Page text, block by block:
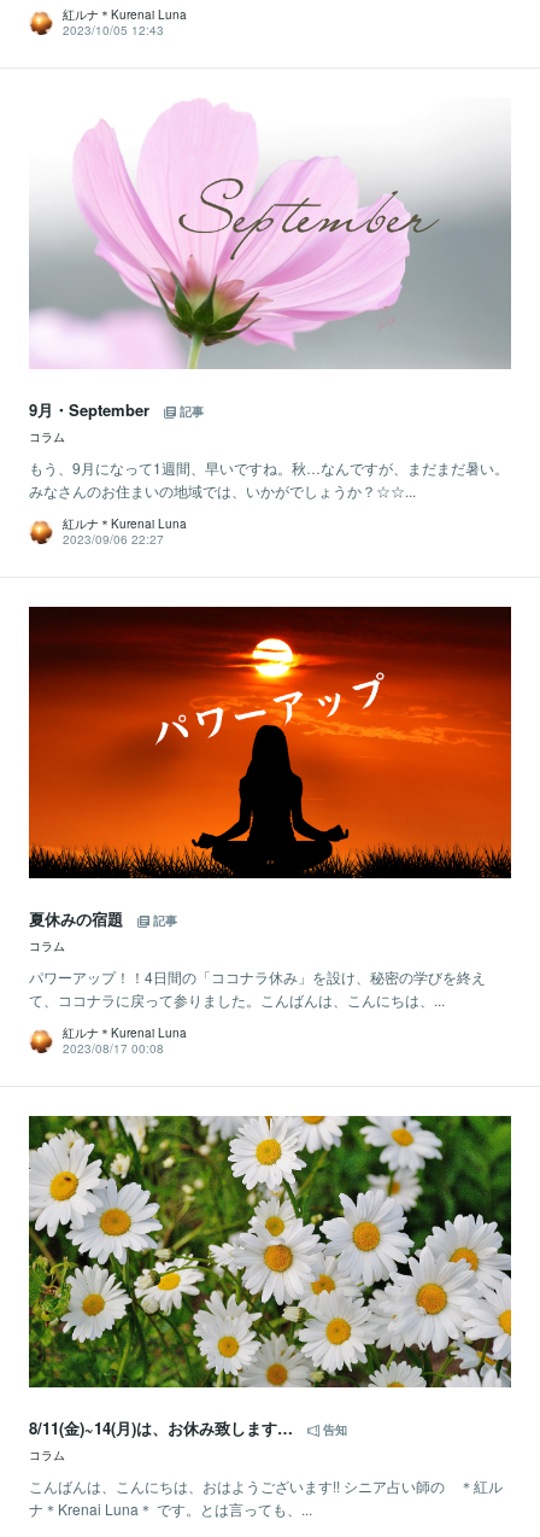
紅ルナ＊Kurenai Luna
2023/10/05 12:43
9月・September
記事
コラム
もう、9月になって1週間、早いですね。秋…なんですが、まだまだ暑い。
みなさんのお住まいの地域では、いかがでしょうか？☆☆...
紅ルナ＊Kurenai Luna
2023/09/06 22:27
夏休みの宿題
記事
コラム
パワーアップ！！4日間の「ココナラ休み」を設け、秘密の学びを終え
て、ココナラに戻って参りました。こんばんは、こんにちは、...
紅ルナ＊Kurenai Luna
2023/08/17 00:08
8/11(金)~14(月)は、お休み致します…
告知
コラム
こんばんは、こんにちは、おはようございます!! シニア占い師の ＊紅ル
ナ＊Krenai Luna＊ です。とは言っても、...